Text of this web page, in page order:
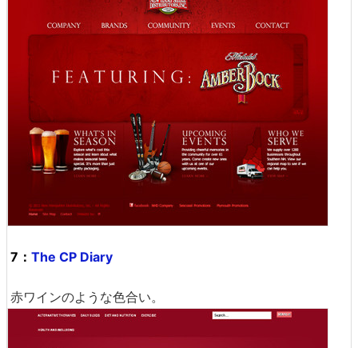
7： The CP Diary
赤ワインのような色合い。